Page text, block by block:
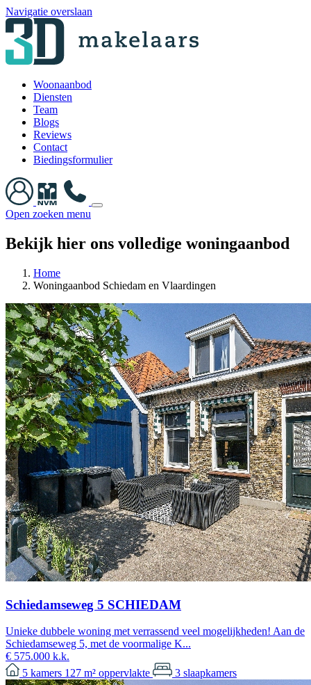
Navigatie overslaan
Woonaanbod
Diensten
Team
Blogs
Reviews
Contact
Biedingsformulier
Open zoeken menu
Bekijk hier ons volledige woningaanbod
Home
Woningaanbod Schiedam en Vlaardingen
Schiedamseweg 5 SCHIEDAM
Unieke dubbele woning met verrassend veel mogelijkheden! Aan de
Schiedamseweg 5, met de voormalige K...
€ 575.000 k.k.
5 kamers 127 m² oppervlakte 3 slaapkamers